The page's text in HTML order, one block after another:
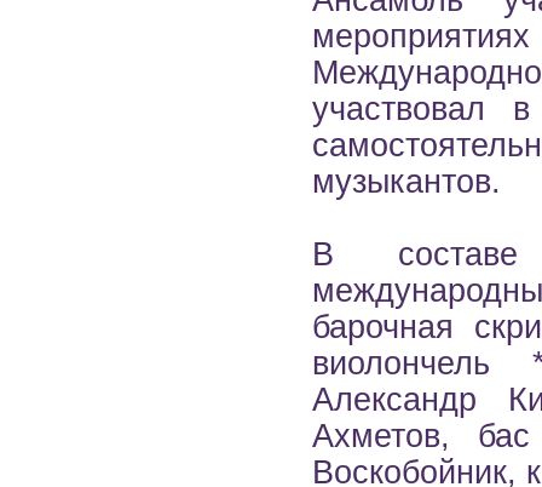
участвовал
музыкантов.
В составе
барочная
Александр
Ахметов,
Воскобойник,